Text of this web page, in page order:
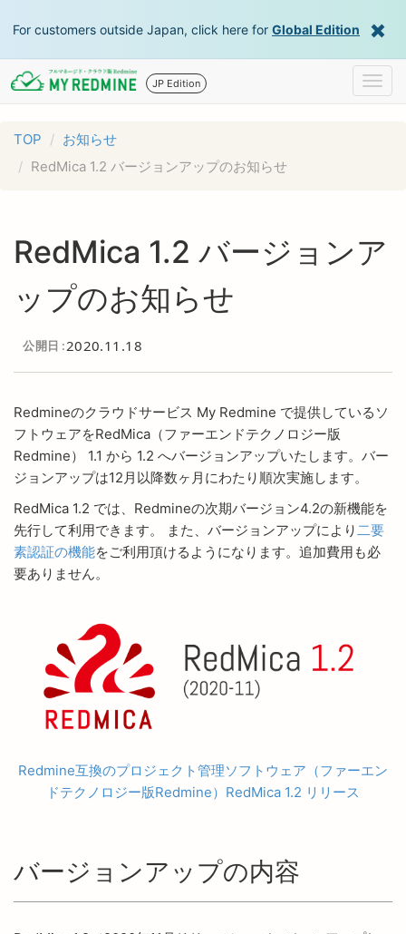
For customers outside Japan, click here for Global Edition
JP Edition
TOP
お知らせ
RedMica 1.2 バージョンアップのお知らせ
RedMica 1.2 バージョンア
ップのお知らせ
公開日 2020.11.18
Redmineのクラウドサービス My Redmine で提供しているソ
フトウェアをRedMica（ファーエンドテクノロジー版
Redmine） 1.1 から 1.2 へバージョンアップいたします。バー
ジョンアップは12月以降数ヶ月にわたり順次実施します。
RedMica 1.2 では、Redmineの次期バージョン4.2の新機能を
先行して利用できます。 また、バージョンアップにより二要
素認証の機能をご利用頂けるようになります。追加費用も必
要ありません。
Redmine互換のプロジェクト管理ソフトウェア（ファーエン
ドテクノロジー版Redmine）RedMica 1.2 リリース
バージョンアップの内容